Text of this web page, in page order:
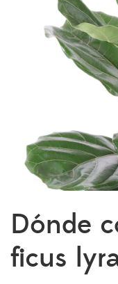
Dónde
ficus